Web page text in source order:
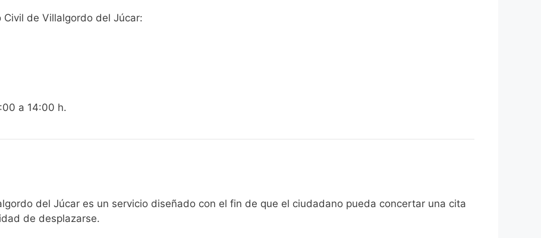
de Villalgordo del Júcar:
a 14:00 h.
del Júcar es un servicio diseñado con el fin de que el ciudadano pueda concertar una cita
de desplazarse.​